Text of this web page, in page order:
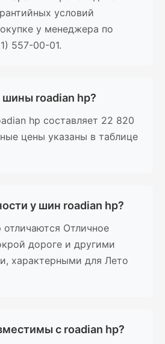
условий
у менеджера по
557-00-01.
шины roadian hp?
hp составляет 22 820
цены указаны в таблице
у шин roadian hp?
Отличное
дороге и другими
характерными для Лето
с roadian hp?